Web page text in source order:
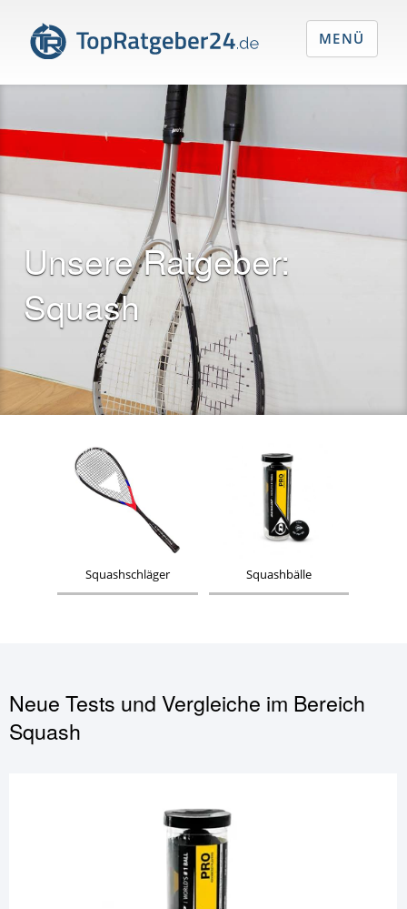
Unsere Ratgeber:
Squash
Squashschläger Squashbälle
Neue Tests und Vergleiche im Bereich
Squash
MENÜ